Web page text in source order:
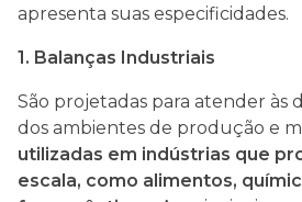
apresenta suas especificidades.
1. Balanças Industriais
São projetadas para atender às
dos ambientes de produção e
utilizadas em indústrias que
escala, como alimentos,